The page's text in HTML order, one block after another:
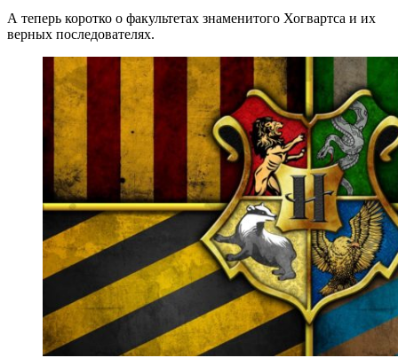
А теперь коротко о факультетах знаменитого Хогвартса и их
верных последователях.